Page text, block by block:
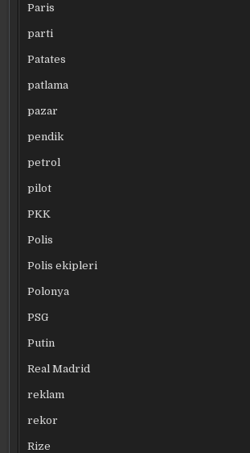
Paris
parti
Patates
patlama
pazar
pendik
petrol
pilot
PKK
Polis
Polis ekipleri
Polonya
PSG
Putin
Real Madrid
reklam
rekor
Rize